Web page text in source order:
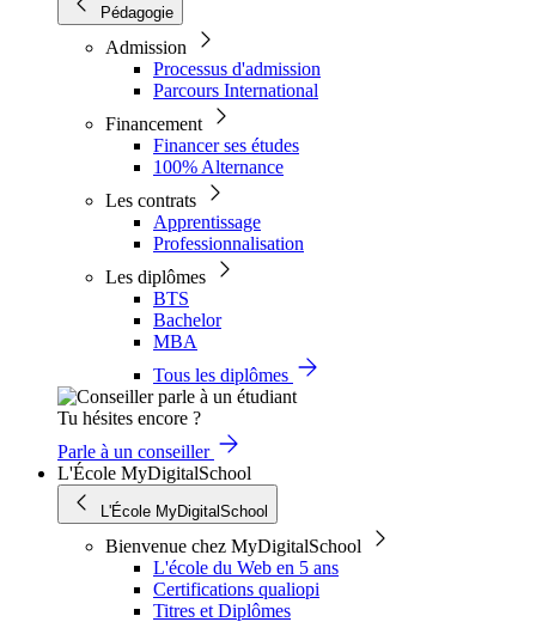
Pédagogie
Admission
Processus d'admission
Parcours International
Financement
Financer ses études
100% Alternance
Les contrats
Apprentissage
Professionnalisation
Les diplômes
BTS
Bachelor
MBA
Tous les diplômes
Tu hésites encore ?
Parle à un conseiller
L'École MyDigitalSchool
L'École MyDigitalSchool
Bienvenue chez MyDigitalSchool
L'école du Web en 5 ans
Certifications qualiopi
Titres et Diplômes